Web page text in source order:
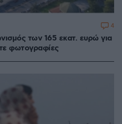
των 165 εκατ. ευρώ για
φωτογραφίες
4